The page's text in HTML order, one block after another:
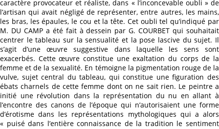
caractère provocateur et réaliste, dans « l’inconcevable oubli » de
l’artisan qui avait négligé de représenter, entre autres, les mains,
les bras, les épaules, le cou et la tête. Cet oubli tel qu’indiqué par
M. DU CAMP a été fait à dessein par G. COURBET qui souhaitait
centrer le tableau sur la sensualité et la pose lascive du sujet. Il
s’agit d’une œuvre suggestive dans laquelle les sens sont
exacerbés. Cette œuvre constitue une exaltation du corps de la
femme et de la sexualité. En témoigne la pigmentation rouge de la
vulve, sujet central du tableau, qui constitue une figuration des
ébats charnels de cette femme dont on ne sait rien. Le peintre a
initié une révolution dans la représentation du nu en allant à
l’encontre des canons de l’époque qui n’autorisaient une forme
d’érotisme dans les représentations mythologiques qui a alors
« puisé dans l’entière connaissance de la tradition le sentiment